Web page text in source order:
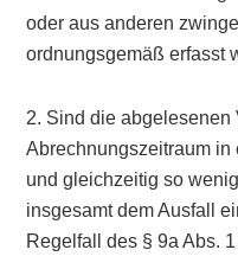
oder aus anderen
ordnungsgemäß erfasst
2. Sind die abgelesenen
Abrechnungszeitraum
und gleichzeitig so
insgesamt dem Ausfall
Regelfall des § 9a Abs.